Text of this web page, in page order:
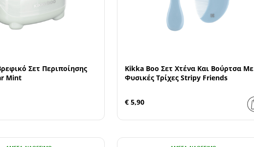
Σετ Περιποίησης
Mint
Kikka Boo Σετ Χτένα Και Βούρτσα Με
Φυσικές Τρίχες Stripy Friends
€ 5,90